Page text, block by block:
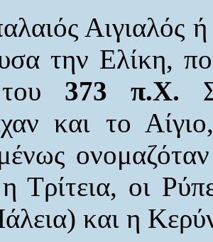
Αιγιαλός
την Ελίκη,
373 π.Χ.
και το
Τρίτεια, οι
και η